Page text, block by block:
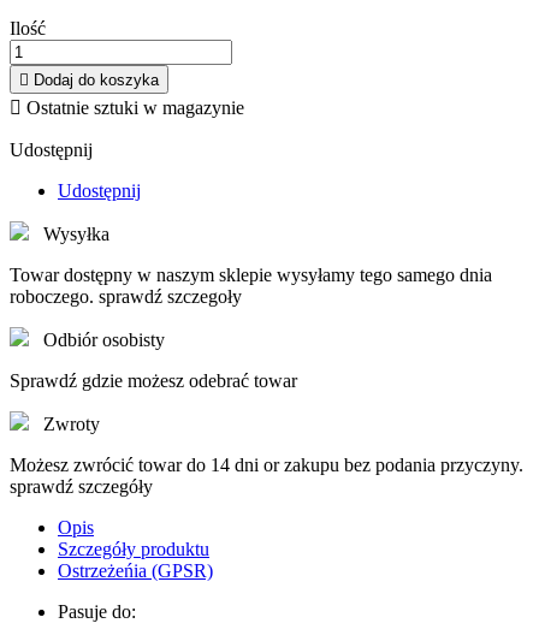
Ilość
 Dodaj do koszyka
 Ostatnie sztuki w magazynie
Udostępnij
Udostępnij
Wysyłka
Towar dostępny w naszym sklepie wysyłamy tego samego dnia
roboczego. sprawdź szczegoły
Odbiór osobisty
Sprawdź gdzie możesz odebrać towar
Zwroty
Możesz zwrócić towar do 14 dni or zakupu bez podania przyczyny.
sprawdź szczegóły
Opis
Szczegóły produktu
Ostrzeżeńia (GPSR)
Pasuje do: